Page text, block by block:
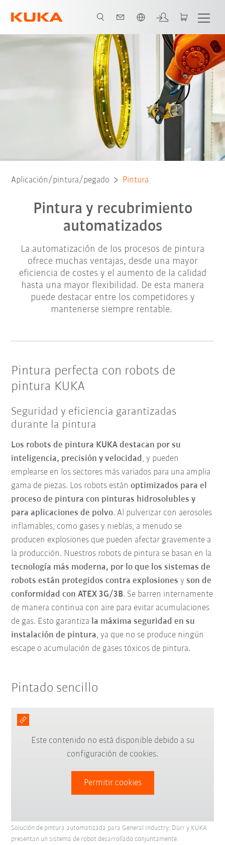
Sectores Datos técnicos Contacto
Aplicación/pintura/pegado Pintura
Pintura y recubrimiento
automatizados
La automatización de los procesos de pintura
ofrece muchas ventajas, desde una mayor
eficiencia de costes y el aumento de la calidad
hasta una mayor flexibilidad. De esta manera
puede destacar entre los competidores y
mantenerse siempre rentable.
Pintura perfecta con robots de
pintura KUKA
Seguridad y eficiencia garantizadas
durante la pintura
Los robots de pintura KUKA destacan por su
inteligencia, precisión y velocidad, y pueden
emplearse en los sectores más variados para una amplia
gama de piezas. Los robots estánoptimizados para el
proceso de pintura con pinturas hidrosolubles y
para aplicaciones de polvo. Al pulverizar con aerosoles
inflamables, como gases y nieblas, a menudo se
producen explosiones que pueden afectar gravemente a
la producción. Nuestros robots de pintura se basan en la
tecnología más moderna, por lo que los sistemas de
robots están protegidos contra explosionesyson de
conformidad con ATEX 3G/3B. Se barren internamente
de manera continua con aire para evitar acumulaciones
de gas. Esto garantiza la máxima seguridad en su
instalación de pintura, ya que no se produce ningún
escape o acumulación de gases tóxicos de pintura.
Pintado sencillo
Este contenido no está disponible debido a su
configuración de cookies.
Permitir cookies
Solución de pintura automatizada para General Industry: Dürr y KUKA
presentan un sistema de robot desarrollado conjuntamente.